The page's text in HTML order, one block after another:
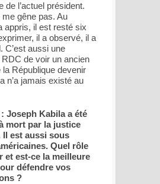
de l’actuel président.
gêne pas. Au
appris, il est resté six
il a observé, il a
C’est aussi une
de voir un ancien
la République devenir
n’a jamais existé au
Joseph Kabila a été
mort par la justice
Il est aussi sous
Quel rôle
et est-ce la meilleure
défendre vos
?